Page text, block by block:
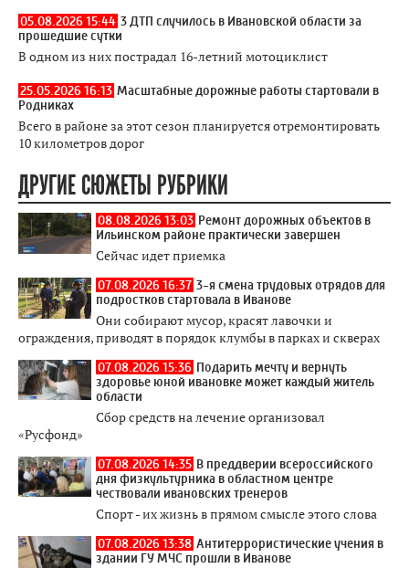
05.08.2026 15:44 3 ДТП случилось в Ивановской области за
прошедшие сутки
В одном из них пострадал 16-летний мотоциклист
25.05.2026 16:13 Масштабные дорожные работы стартовали в
Родниках
Всего в районе за этот сезон планируется отремонтировать
10 километров дорог
ДРУГИЕ СЮЖЕТЫ РУБРИКИ
08.08.2026 13:03 Ремонт дорожных объектов в
Ильинском районе практически завершен
Сейчас идет приемка
07.08.2026 16:37 3-я смена трудовых отрядов для
подростков стартовала в Иванове
Они собирают мусор, красят лавочки и
ограждения, приводят в порядок клумбы в парках и скверах
07.08.2026 15:36 Подарить мечту и вернуть
здоровье юной ивановке может каждый житель
области
Сбор средств на лечение организовал
«Русфонд»
07.08.2026 14:35 В преддверии всероссийского
дня физкультурника в областном центре
чествовали ивановских тренеров
Спорт - их жизнь в прямом смысле этого слова
07.08.2026 13:38 Антитеррористические учения в
здании ГУ МЧС прошли в Иванове